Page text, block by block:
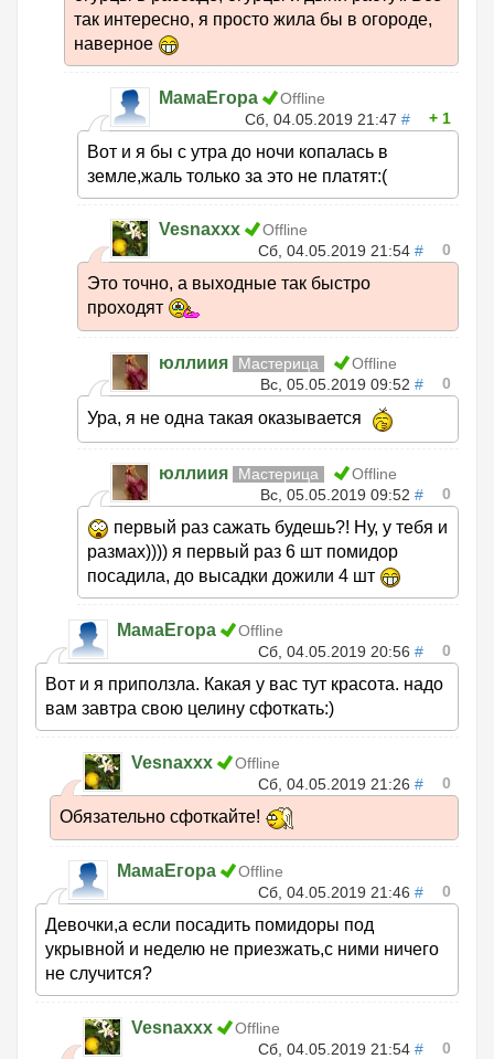
так интересно, я просто жила бы в огороде,
наверное
МамаЕгора
Offline
Сб, 04.05.2019 21:47 # 1
Вот и я бы с утра до ночи копалась в
земле,жаль только за это не платят:(
Vesnaxxx
Offline
Сб, 04.05.2019 21:54 # 0
Это точно, а выходные так быстро
проходят
юллиия Мастерица
Offline
Вс, 05.05.2019 09:52 # 0
Ура, я не одна такая оказывается
юллиия Мастерица
Offline
Вс, 05.05.2019 09:52 # 0
первый раз сажать будешь?! Ну, у тебя и
размах)))) я первый раз 6 шт помидор
посадила, до высадки дожили 4 шт
МамаЕгора
Offline
Сб, 04.05.2019 20:56 # 0
Вот и я приползла. Какая у вас тут красота. надо
вам завтра свою целину сфоткать:)
Vesnaxxx
Offline
Сб, 04.05.2019 21:26 # 0
Обязательно сфоткайте!
МамаЕгора
Offline
Сб, 04.05.2019 21:46 # 0
Девочки,а если посадить помидоры под
укрывной и неделю не приезжать,с ними ничего
не случится?
Vesnaxxx
Offline
Сб, 04.05.2019 21:54 # 0